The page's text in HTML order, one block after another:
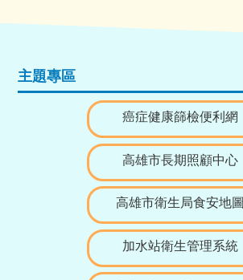
主題專區
癌症健康篩檢便利網
高雄市長期照顧中心
高雄市衛生局食安地圖
加水站衛生管理系統